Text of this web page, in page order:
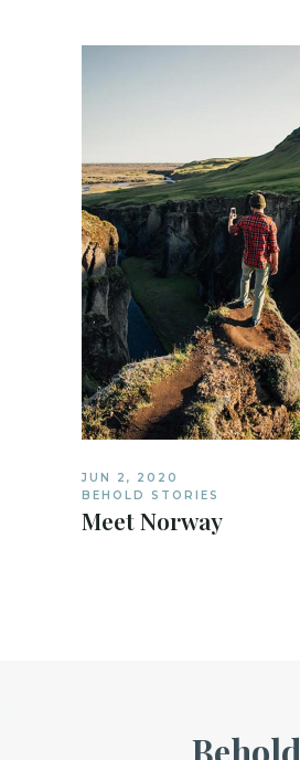
JUN 2, 2020
BEHOLD STORIES
Meet Norway
Behold